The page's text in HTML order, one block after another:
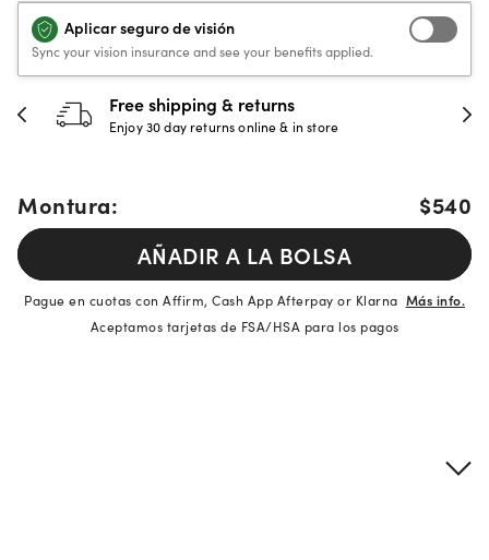
Aplicar seguro de visión
Sync your vision insurance and see your benefits applied.
Free shipping & returns
Enjoy 30 day returns online & in store
Montura:
$540
AÑADIR A LA BOLSA
Pague en cuotas con Affirm, Cash App Afterpay or Klarna Más info.
Aceptamos tarjetas de FSA/HSA para los pagos